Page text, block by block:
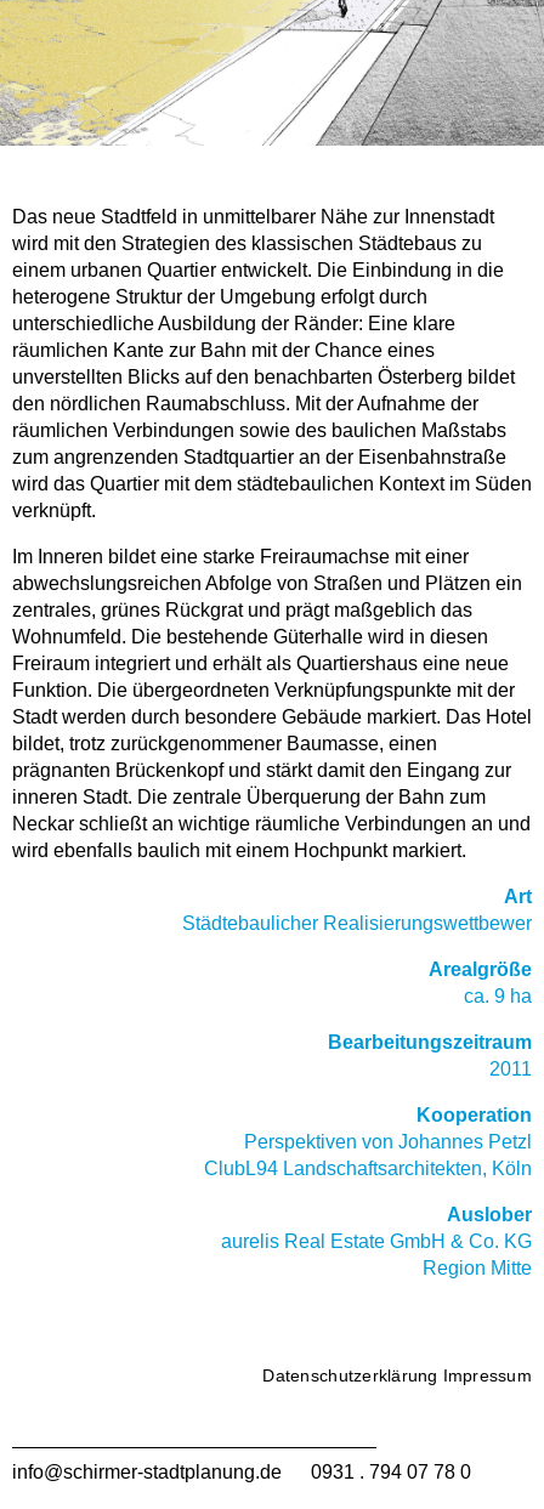
Das neue Stadtfeld in unmittelbarer Nähe zur Innenstadt
wird mit den Strategien des klassischen Städtebaus zu
einem urbanen Quartier entwickelt. Die Einbindung in die
heterogene Struktur der Umgebung erfolgt durch
unterschiedliche Ausbildung der Ränder: Eine klare
räumlichen Kante zur Bahn mit der Chance eines
unverstellten Blicks auf den benachbarten Österberg bildet
den nördlichen Raumabschluss. Mit der Aufnahme der
räumlichen Verbindungen sowie des baulichen Maßstabs
zum angrenzenden Stadtquartier an der Eisenbahnstraße
wird das Quartier mit dem städtebaulichen Kontext im Süden
verknüpft.
Im Inneren bildet eine starke Freiraumachse mit einer
abwechslungsreichen Abfolge von Straßen und Plätzen ein
zentrales, grünes Rückgrat und prägt maßgeblich das
Wohnumfeld. Die bestehende Güterhalle wird in diesen
Freiraum integriert und erhält als Quartiershaus eine neue
Funktion. Die übergeordneten Verknüpfungspunkte mit der
Stadt werden durch besondere Gebäude markiert. Das Hotel
bildet, trotz zurückgenommener Baumasse, einen
prägnanten Brückenkopf und stärkt damit den Eingang zur
inneren Stadt. Die zentrale Überquerung der Bahn zum
Neckar schließt an wichtige räumliche Verbindungen an und
wird ebenfalls baulich mit einem Hochpunkt markiert.
Art
Städtebaulicher Realisierungswettbewer
Arealgröße
ca. 9 ha
Bearbeitungszeitraum
2011
Kooperation
Perspektiven von Johannes Petzl
ClubL94 Landschaftsarchitekten, Köln
Auslober
aurelis Real Estate GmbH & Co. KG
Region Mitte
Datenschutzerklärung Impressum
info@schirmer-stadtplanung.de 0931 . 794 07 78 0